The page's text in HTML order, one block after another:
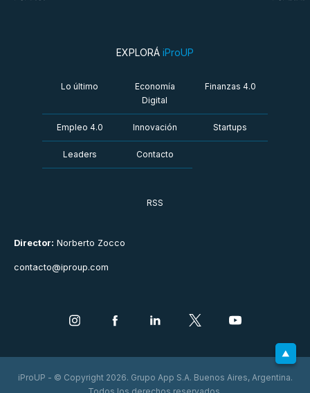
Director: Norberto Zocco
contacto@iproup.com
EXPLORÁ iProUP
Lo último
Economía
Digital
Finanzas 4.0
Empleo 4.0 Innovación Startups
Leaders Contacto
RSS
iProUP - © Copyright 2026. Grupo App S.A. Buenos Aires, Argentina.